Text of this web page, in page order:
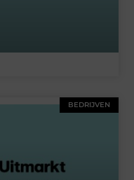
BEDRIJVEN